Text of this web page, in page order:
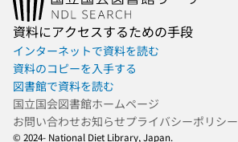
資料にアクセスするための手段
インターネットで資料を読む
資料のコピーを入手する
図書館で資料を読む
国立国会図書館ホームページ
お問い合わせお知らせプライバシーポリシー
© 2024- National Diet Library, Japan.